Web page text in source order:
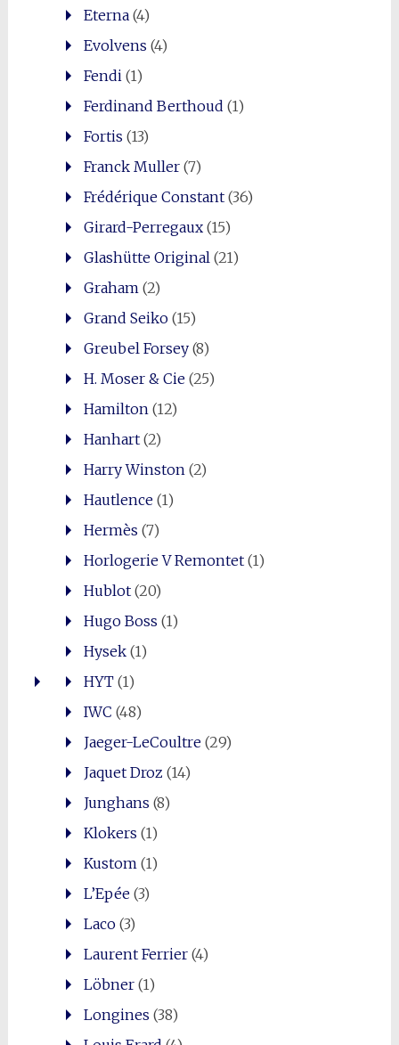
Eterna(4)
Evolvens (4)
Fendi (1)
Ferdinand Berthoud (1)
Fortis (13)
Franck Muller(7)
Frédérique Constant(36)
Girard-Perregaux(15)
Glashütte Original (21)
Graham (2)
Grand Seiko(15)
Greubel Forsey(8)
H. Moser & Cie(25)
Hamilton (12)
Hanhart(2)
Harry Winston (2)
Hautlence(1)
Hermès (7)
Horlogerie V Remontet(1)
Hublot(20)
Hugo Boss (1)
Hysek(1)
HYT(1)
IWC (48)
Jaeger-LeCoultre(29)
Jaquet Droz (14)
Junghans (8)
Klokers (1)
Kustom (1)
L’Epée(3)
Laco(3)
Laurent Ferrier(4)
Löbner(1)
Longines (38)